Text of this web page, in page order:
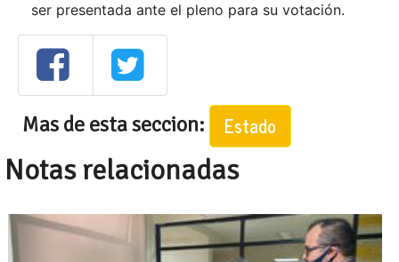
ser presentada ante el pleno para su votación.
Mas de esta seccion: Estado
Notas relacionadas